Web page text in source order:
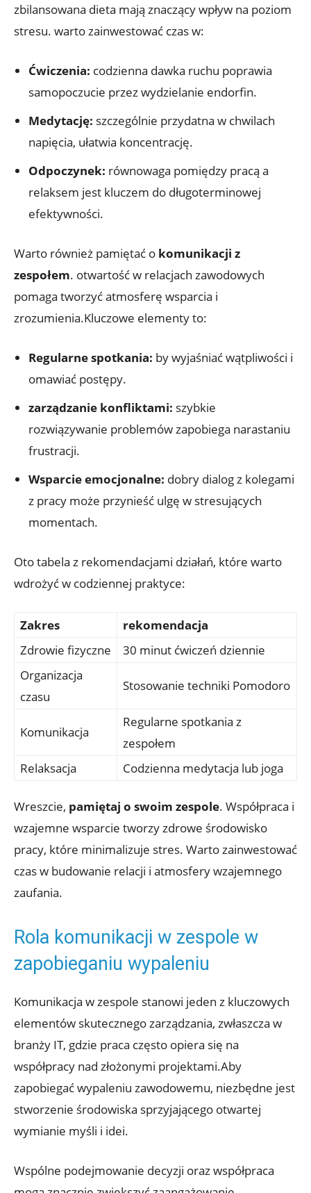
zbilansowana dieta mają znaczący wpływ na poziom
stresu. warto zainwestować czas w:
Ćwiczenia: codzienna dawka ruchu poprawia
samopoczucie przez wydzielanie endorfin.
Medytację: szczególnie przydatna w chwilach
napięcia, ułatwia koncentrację.
Odpoczynek: równowaga pomiędzy pracą a
relaksem jest kluczem do długoterminowej
efektywności.
Warto również pamiętać o komunikacji z
zespołem. otwartość w relacjach zawodowych
pomaga tworzyć atmosferę wsparcia i
zrozumienia.Kluczowe elementy to:
Regularne spotkania: by wyjaśniać wątpliwości i
omawiać postępy.
zarządzanie konfliktami: szybkie
rozwiązywanie problemów zapobiega narastaniu
frustracji.
Wsparcie emocjonalne: dobry dialog z kolegami
z pracy może przynieść ulgę w stresujących
momentach.
Oto tabela z rekomendacjami działań, które warto
wdrożyć w codziennej praktyce:
Zakres
rekomendacja
Zdrowie fizyczne
30 minut ćwiczeń dziennie
Organizacja
czasu
Stosowanie techniki Pomodoro
Komunikacja
Regularne spotkania z
zespołem
Relaksacja
Codzienna medytacja lub joga
Wreszcie, pamiętaj o swoim zespole. Współpraca i
wzajemne wsparcie tworzy zdrowe środowisko
pracy, które minimalizuje stres. Warto zainwestować
czas w budowanie relacji i atmosfery wzajemnego
zaufania.
Rola komunikacji w zespole w
zapobieganiu wypaleniu
Komunikacja w zespole stanowi jeden z kluczowych
elementów skutecznego zarządzania, zwłaszcza w
branży IT, gdzie praca często opiera się na
współpracy nad złożonymi projektami.Aby
zapobiegać wypaleniu zawodowemu, niezbędne jest
stworzenie środowiska sprzyjającego otwartej
wymianie myśli i idei.
Wspólne podejmowanie decyzji oraz współpraca